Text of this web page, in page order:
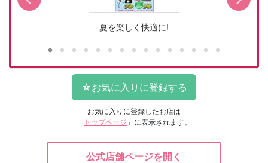
夏を楽しく快適に!
お気に入りに登録したお店は
「 トップページ 」に表示されます。
公式店舗ページを開く